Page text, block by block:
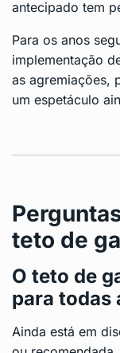
antecipado tem
Para os anos
implementação
as agremiações,
um espetáculo
teto de
O teto de
para todas
Ainda está em